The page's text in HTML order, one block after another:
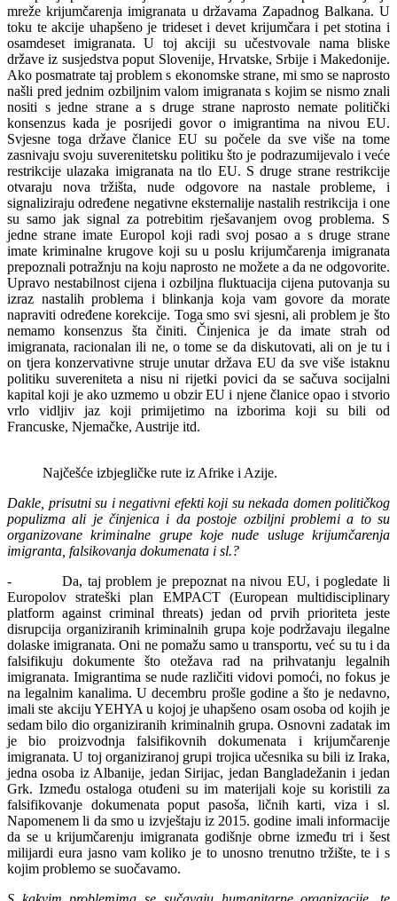
mreže krijumčarenja imigranata u državama Zapadnog Balkana. U
toku te akcije uhapšeno je trideset i devet krijumčara i pet stotina i
osamdeset imigranata. U toj akciji su učestvovale nama bliske
države iz susjedstva poput Slovenije, Hrvatske, Srbije i Makedonije.
Ako posmatrate taj problem s ekonomske strane, mi smo se naprosto
našli pred jednim ozbiljnim valom imigranata s kojim se nismo znali
nositi s jedne strane a s druge strane naprosto nemate politički
konsenzus kada je posrijedi govor o imigrantima na nivou EU.
Svjesne toga države članice EU su počele da sve više na tome
zasnivaju svoju suverenitetsku politiku što je podrazumijevalo i veće
restrikcije ulazaka imigranata na tlo EU. S druge strane restrikcije
otvaraju nova tržišta, nude odgovore na nastale probleme, i
signaliziraju određene negativne eksternalije nastalih restrikcija i one
su samo jak signal za potrebitim rješavanjem ovog problema. S
jedne strane imate Europol koji radi svoj posao a s druge strane
imate kriminalne krugove koji su u poslu krijumčarenja imigranata
prepoznali potražnju na koju naprosto ne možete a da ne odgovorite.
Upravo nestabilnost cijena i ozbiljna fluktuacija cijena putovanja su
izraz nastalih problema i blinkanja koja vam govore da morate
napraviti određene korekcije. Toga smo svi sjesni, ali problem je što
nemamo konsenzus šta činiti. Činjenica je da imate strah od
imigranata, racionalan ili ne, o tome se da diskutovati, ali on je tu i
on tjera konzervativne struje unutar država EU da sve više istaknu
politiku suvereniteta a nisu ni rijetki povici da se sačuva socijalni
kapital koji je ako uzmemo u obzir EU i njene članice opao i stvorio
vrlo vidljiv jaz koji primijetimo na izborima koji su bili od
Francuske, Njemačke, Austrije itd.
Najčešće izbjegličke rute iz Afrike i Azije.
Dakle, prisutni su i negativni efekti koji su nekada domen političkog
populizma ali je činjenica i da postoje ozbiljni problemi a to su
organizovane kriminalne grupe koje nude usluge krijumčarenja
imigranta, falsikovanja dokumenata i sl.?
- Da, taj problem je prepoznat na nivou EU, i pogledate li
Europolov strateški plan EMPACT (European multidisciplinary
platform against criminal threats) jedan od prvih prioriteta jeste
disrupcija organiziranih kriminalnih grupa koje podržavaju ilegalne
dolaske imigranata. Oni ne pomažu samo u transportu, već su tu i da
falsifikuju dokumente što otežava rad na prihvatanju legalnih
imigranata. Imigrantima se nude različiti vidovi pomoći, no fokus je
na legalnim kanalima. U decembru prošle godine a što je nedavno,
imali ste akciju YEHYA u kojoj je uhapšeno osam osoba od kojih je
sedam bilo dio organiziranih kriminalnih grupa. Osnovni zadatak im
je bio proizvodnja falsifikovnih dokumenata i krijumčarenje
imigranata. U toj organiziranoj grupi trojica učesnika su bili iz Iraka,
jedna osoba iz Albanije, jedan Sirijac, jedan Bangladežanin i jedan
Grk. Između ostaloga otuđeni su im materijali koje su koristili za
falsifikovanje dokumenata poput pasoša, ličnih karti, viza i sl.
Napomenem li da smo u izvještaju iz 2015. godine imali informacije
da se u krijumčarenju imigranata godišnje obrne između tri i šest
milijardi eura jasno vam koliko je to unosno trenutno tržište, te i s
kojim problemo se suočavamo.